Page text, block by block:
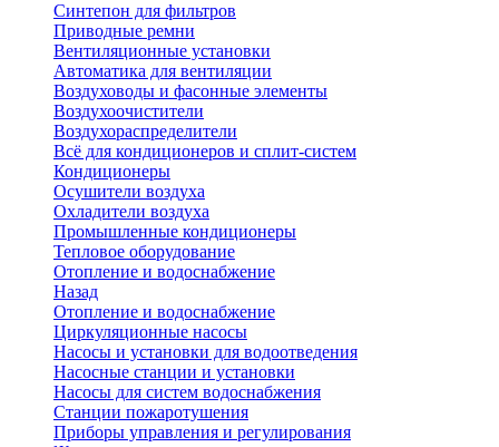
Синтепон для фильтров
Приводные ремни
Вентиляционные установки
Автоматика для вентиляции
Воздуховоды и фасонные элементы
Воздухоочистители
Воздухораспределители
Всё для кондиционеров и сплит-систем
Кондиционеры
Осушители воздуха
Охладители воздуха
Промышленные кондиционеры
Тепловое оборудование
Отопление и водоснабжение
Назад
Отопление и водоснабжение
Циркуляционные насосы
Насосы и установки для водоотведения
Насосные станции и установки
Насосы для систем водоснабжения
Станции пожаротушения
Приборы управления и регулирования